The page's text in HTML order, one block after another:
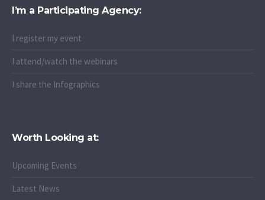
I’m a Participating Agency:
I register my event
I attend/watch the webinars
I share the Infographics
Worth Looking at:
Upcoming Events
Latest News